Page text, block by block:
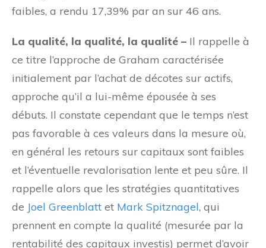
faibles, a rendu 17,39% par an sur 46 ans.
La qualité, la qualité, la qualité – Il rappelle à
ce titre l’approche de Graham caractérisée
initialement par l’achat de décotes sur actifs,
approche qu’il a lui-même épousée à ses
débuts. Il constate cependant que le temps n’est
pas favorable à ces valeurs dans la mesure où,
en général les retours sur capitaux sont faibles
et l’éventuelle revalorisation lente et peu sûre. Il
rappelle alors que les stratégies quantitatives
de Joel Greenblatt et Mark Spitznagel, qui
prennent en compte la qualité (mesurée par la
rentabilité des capitaux investis) permet d’avoir